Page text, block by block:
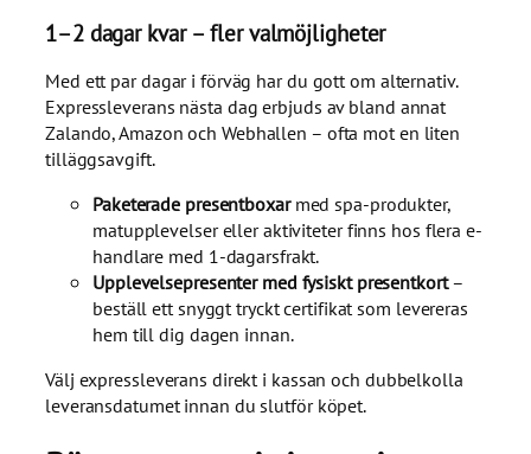
1–2 dagar kvar – fler valmöjligheter
Med ett par dagar i förväg har du gott om alternativ.
Expressleverans nästa dag erbjuds av bland annat
Zalando, Amazon och Webhallen – ofta mot en liten
tilläggsavgift.
Paketerade presentboxarmed spa-produkter,
matupplevelser eller aktiviteter finns hos flera e-
handlare med 1-dagarsfrakt.
Upplevelsepresenter med fysiskt presentkort–
beställ ett snyggt tryckt certifikat som levereras
hem till dig dagen innan.
Välj expressleverans direkt i kassan och dubbelkolla
leveransdatumet innan du slutför köpet.